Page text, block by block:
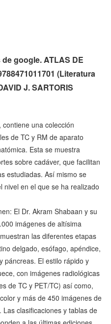
google. ATLAS DE
(Literatura
J. SARTORIS
una colección
de TC y RM de aparato
Esta se muestra
sobre cadáver, que facilitan
estudiadas. Así mismo se
nivel en el que se ha realizado
El Dr. Akram Shabaan y su
imágenes de altísima
las diferentes etapas
delgado, esófago, apéndice,
páncreas. El estilo rápido y
con imágenes radiológicas
de TC y PET/TC) así como,
y más de 450 imágenes de
clasificaciones y tablas de